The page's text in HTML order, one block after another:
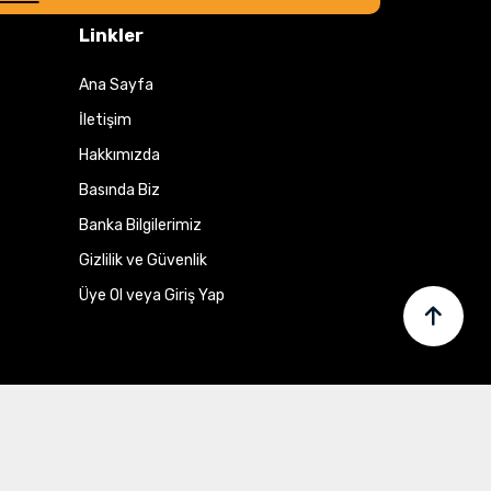
Linkler
Ana Sayfa
İletişim
Hakkımızda
Basında Biz
Banka Bilgilerimiz
Gizlilik ve Güvenlik
Üye Ol veya Giriş Yap